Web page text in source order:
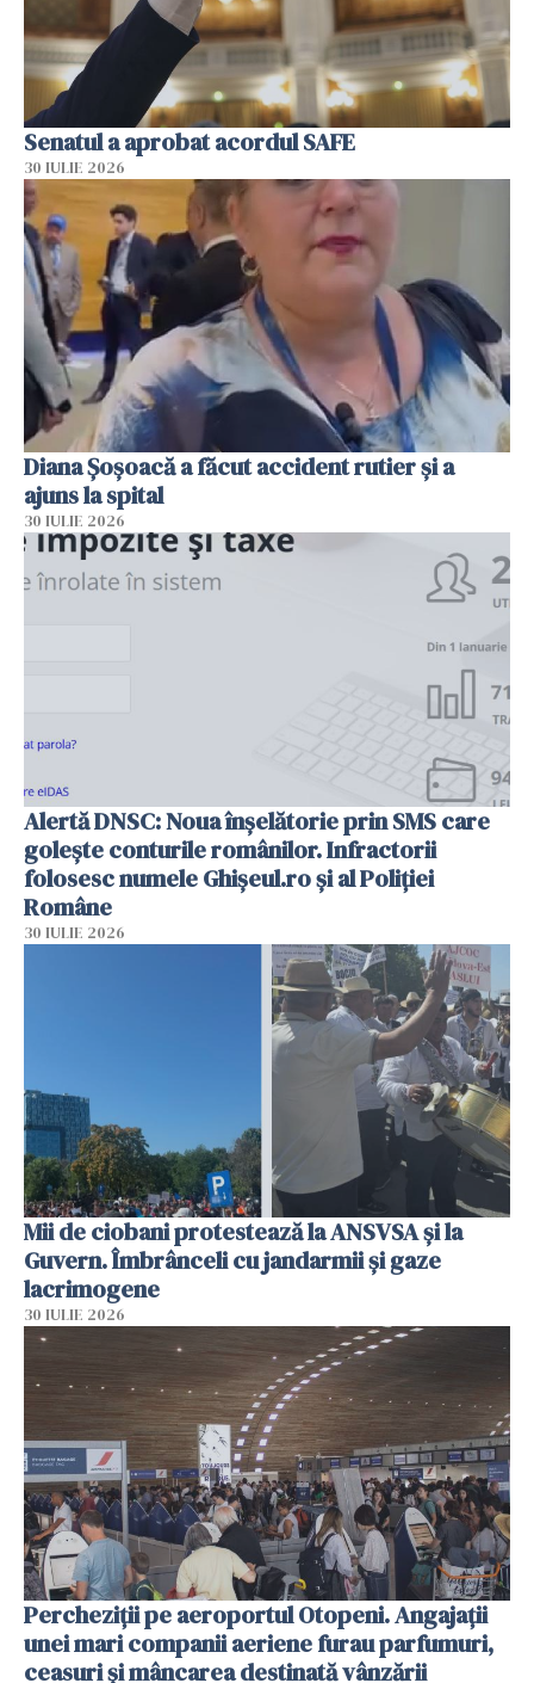
Senatul a aprobat acordul SAFE
30 IULIE 2026
Diana Șoșoacă a făcut accident rutier și a
ajuns la spital
30 IULIE 2026
Alertă DNSC: Noua înșelătorie prin SMS care
golește conturile românilor. Infractorii
folosesc numele Ghișeul.ro și al Poliției
Române
30 IULIE 2026
Mii de ciobani protestează la ANSVSA și la
Guvern. Îmbrânceli cu jandarmii și gaze
lacrimogene
30 IULIE 2026
Percheziții pe aeroportul Otopeni. Angajații
unei mari companii aeriene furau parfumuri,
ceasuri și mâncarea destinată vânzării